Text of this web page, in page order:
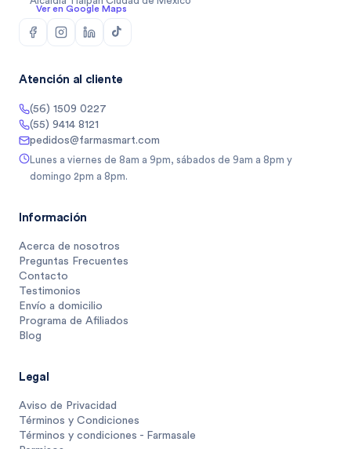
Ver en Google Maps
Atención al cliente
(56) 1509 0227
(55) 9414 8121
pedidos@farmasmart.com
Lunes a viernes de 8am a 9pm, sábados de 9am a 8pm y
domingo 2pm a 8pm.
Información
Acerca de nosotros
Preguntas Frecuentes
Contacto
Testimonios
Envío a domicilio
Programa de Afiliados
Blog
Legal
Aviso de Privacidad
Términos y Condiciones
Términos y condiciones - Farmasale